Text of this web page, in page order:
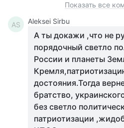
Показать все
AS Aleksei Sirbu
А ты докажи ,что не
порядочный светло
России и планеты
достояния.Тогда
братство,
без светло
патриотизации